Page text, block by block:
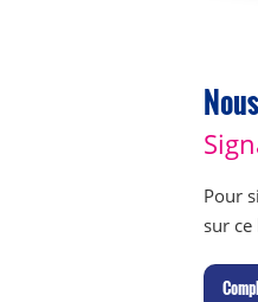
Pour
sur ce
C